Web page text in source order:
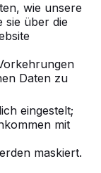
wie unsere
sie über die
Daten zu
eingestelt;
mit
maskiert.
Europa
wo Sie